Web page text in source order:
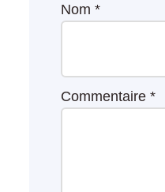
Nom *
Commentaire *